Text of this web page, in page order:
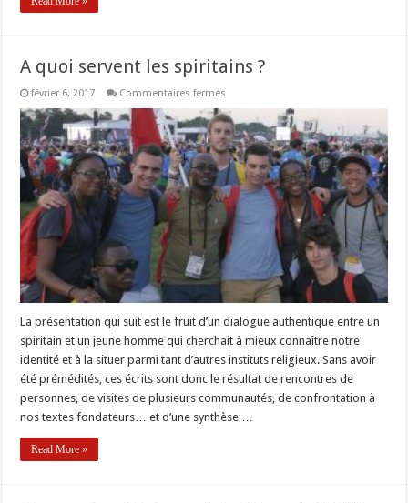
A quoi servent les spiritains ?
février 6, 2017 Commentaires fermés
quoi
servent
les
spiritains
?
La présentation qui suit est le fruit d’un dialogue authentique entre un
spiritain et un jeune homme qui cherchait à mieux connaître notre
identité et à la situer parmi tant d’autres instituts religieux. Sans avoir
été prémédités, ces écrits sont donc le résultat de rencontres de
personnes, de visites de plusieurs communautés, de confrontation à
nos textes fondateurs… et d’une synthèse …
Read More »